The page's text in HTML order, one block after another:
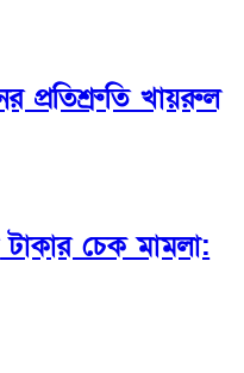
প্রতিশ্রুতি খায়রুল
চেক মামলা: